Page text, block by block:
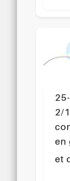
2/
en
et